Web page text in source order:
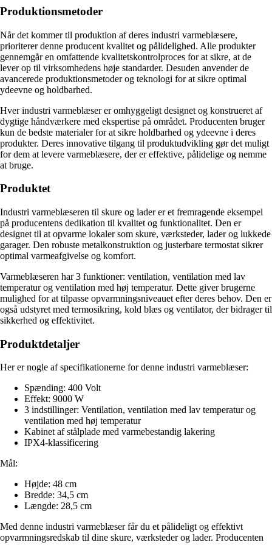
Produktionsmetoder
Når det kommer til produktion af deres industri varmeblæsere,
prioriterer denne producent kvalitet og pålidelighed. Alle produkter
gennemgår en omfattende kvalitetskontrolproces for at sikre, at de
lever op til virksomhedens høje standarder. Desuden anvender de
avancerede produktionsmetoder og teknologi for at sikre optimal
ydeevne og holdbarhed.
Hver industri varmeblæser er omhyggeligt designet og konstrueret af
dygtige håndværkere med ekspertise på området. Producenten bruger
kun de bedste materialer for at sikre holdbarhed og ydeevne i deres
produkter. Deres innovative tilgang til produktudvikling gør det muligt
for dem at levere varmeblæsere, der er effektive, pålidelige og nemme
at bruge.
Produktet
Industri varmeblæseren til skure og lader er et fremragende eksempel
på producentens dedikation til kvalitet og funktionalitet. Den er
designet til at opvarme lokaler som skure, værksteder, lader og lukkede
garager. Den robuste metalkonstruktion og justerbare termostat sikrer
optimal varmeafgivelse og komfort.
Varmeblæseren har 3 funktioner: ventilation, ventilation med lav
temperatur og ventilation med høj temperatur. Dette giver brugerne
mulighed for at tilpasse opvarmningsniveauet efter deres behov. Den er
også udstyret med termosikring, kold blæs og ventilator, der bidrager til
sikkerhed og effektivitet.
Produktdetaljer
Her er nogle af specifikationerne for denne industri varmeblæser:
Spænding: 400 Volt
Effekt: 9000 W
3 indstillinger: Ventilation, ventilation med lav temperatur og
ventilation med høj temperatur
Kabinet af stålplade med varmebestandig lakering
IPX4-klassificering
Mål:
Højde: 48 cm
Bredde: 34,5 cm
Længde: 28,5 cm
Med denne industri varmeblæser får du et pålideligt og effektivt
opvarmningsredskab til dine skure, værksteder og lader. Producenten